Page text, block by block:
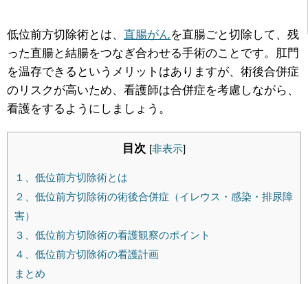
低位前方切除術とは、 直腸がんを直腸ごと切除して、残
った直腸と結腸をつなぎ合わせる手術のことです。肛門
を温存できるというメリットはありますが、術後合併症
のリスクが高いため、看護師は合併症を考慮しながら、
看護をするようにしましょう。
目次 [非表示]
１、低位前方切除術とは
２、低位前方切除術の術後合併症（イレウス・感染・排尿障
害）
３、低位前方切除術の看護観察のポイント
４、低位前方切除術の看護計画
まとめ